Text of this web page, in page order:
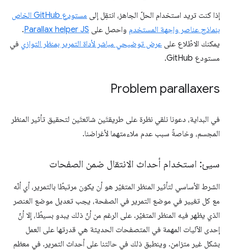
إذا كنت تريد استخدام الحلّ الجاهز، انتقِل إلى
مستودع GitHub الخاص
بنماذج عناصر واجهة المستخدم واحصل على Parallax helper JS
.
يمكنك الاطّلاع على عرض توضيحي مباشر لأداة التمرير بمنظر التوازي في
مستودع GitHub.
Problem parallaxers
في البداية، دعونا نلقي نظرة على طريقتَين شائعتَين لتحقيق تأثير المنظر
المجسم، وخاصةً سبب عدم ملاءمتهما لأغراضنا.
سيئ: استخدام أحداث الانتقال ضمن الصفحات
الشرط الأساسي لتأثير المنظر المتغيّر هو أن يكون مرتبطًا بالتمرير، أي أنّه
مع كل تغيير في موضع التمرير في الصفحة، يجب تعديل موضع العنصر
الذي يظهر فيه المنظر المتغيّر. على الرغم من أنّ ذلك يبدو بسيطًا، إلا أنّ
إحدى الآليات المهمة في المتصفحات الحديثة هي قدرتها على العمل
بشكل غير متزامن. وينطبق ذلك في حالتنا على أحداث التمرير. في معظم